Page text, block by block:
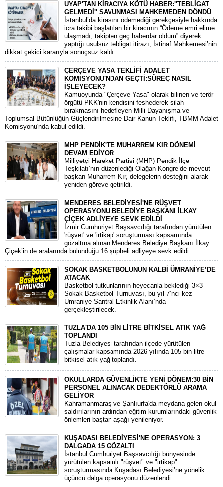
UYAP'TAN KİRACIYA KÖTÜ HABER:''TEBLİGAT
GELMEDİ'' SAVUNMASI MAHKEMEDEN DÖNDÜ
​İstanbul’da kirasını ödemediği gerekçesiyle hakkında
icra takibi başlatılan bir kiracının “Ödeme emri elime
ulaşmadı, takipten geç haberdar oldum” diyerek
yaptığı usulsüz tebligat itirazı, İstinaf Mahkemesi’nin
dikkat çekici kararıyla sonuçsuz kaldı.
ÇERÇEVE YASA TEKLİFİ ADALET
KOMİSYONU'NDAN GEÇTİ:SÜREÇ NASIL
İŞLEYECEK?
​Kamuoyunda "Çerçeve Yasa" olarak bilinen ve terör
örgütü PKK'nin kendisini feshederek silah
bırakmasını hedefleyen Milli Dayanışma ve
Toplumsal Bütünlüğün Güçlendirilmesine Dair Kanun Teklifi, TBMM Adalet
Komisyonu'nda kabul edildi.
MHP PENDİK'TE MUHARREM KIR DÖNEMİ
DEVAM EDİYOR
​Milliyetçi Hareket Partisi (MHP) Pendik İlçe
Teşkilatı’nın düzenlediği Olağan Kongre’de mevcut
başkan Muharrem Kır, delegelerin desteğini alarak
yeniden göreve getirildi.
MENDERES BELEDİYESİ'NE RÜŞVET
OPERASYONU:BELEDİYE BAŞKANI İLKAY
ÇİÇEK ADLİYEYE SEVK EDİLDİ
​İzmir Cumhuriyet Başsavcılığı tarafından yürütülen
'rüşvet' ve 'irtikap' soruşturması kapsamında
gözaltına alınan Menderes Belediye Başkanı İlkay
Çiçek’in de aralarında bulunduğu 16 şüpheli adliyeye sevk edildi.
SOKAK BASKETBOLUNUN KALBİ ÜMRANİYE’DE
ATACAK
Basketbol tutkunlarının heyecanla beklediği 3×3
Sokak Basketbol Turnuvası, bu yıl 7’nci kez
Ümraniye Santral Etkinlik Alanı’nda
gerçekleştirilecek.
TUZLA'DA 105 BİN LİTRE BİTKİSEL ATIK YAĞ
TOPLANDI
Tuzla Belediyesi tarafından ilçede yürütülen
çalışmalar kapsamında 2026 yılında 105 bin litre
bitkisel atık yağ toplandı.
OKULLARDA GÜVENLİKTE YENİ DÖNEM:30 BİN
PERSONEL ALINACAK DEDEKTÖRLÜ ARAMA
GELİYOR
​Kahramanmaraş ve Şanlıurfa'da meydana gelen okul
saldırılarının ardından eğitim kurumlarındaki güvenlik
önlemleri baştan aşağı yenileniyor.
KUŞADASI BELEDİYESİ'NE OPERASYON: 3
DALGADA 15 GÖZALTI
​İstanbul Cumhuriyet Başsavcılığı bünyesinde
yürütülen kapsamlı "rüşvet" ve "irtikap"
soruşturmasında Kuşadası Belediyesi’ne yönelik
üçüncü dalga operasyonu düzenlendi.